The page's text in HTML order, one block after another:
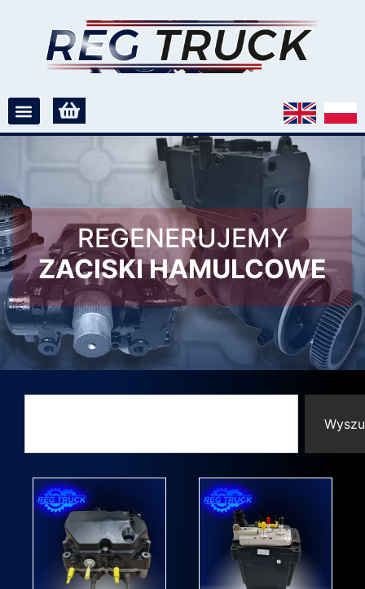
REGENERUJEMY
ZACISKI HAMULCOWE